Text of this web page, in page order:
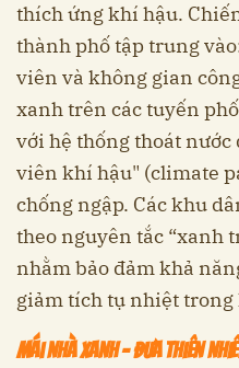
thích ứng khí hậu.
thành phố tập trung
viên và không gian
xanh trên các tuyến
với hệ thống thoát nước
viên khí hậu" (climate
chống ngập. Các khu
theo nguyên tắc “xanh
nhằm bảo đảm khả
giảm tích tụ nhiệt
Mái nhà xanh – đưa thiên